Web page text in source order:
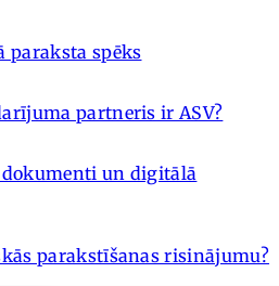
paraksta spēks
partneris ir ASV?
un digitālā
parakstīšanas risinājumu?